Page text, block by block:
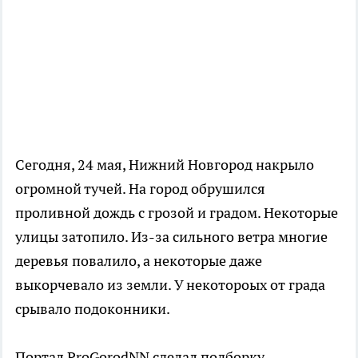
Сегодня, 24 мая, Нижний Новгород накрыло
огромной тучей. На город обрушился
проливной дождь с грозой и градом. Некоторые
улицы затопило. Из-за сильного ветра многие
деревья повалило, а некоторые даже
выкорчевало из земли. У некотороых от града
срывало подоконники.